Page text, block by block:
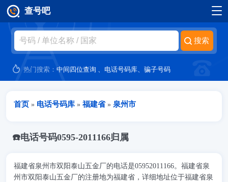
跳转到主要内容
查号吧
热门搜索：中间四位查询 、 电话号码库、骗子号码
当前位置
首页 » 电话号码库 » 福建省 » 泉州市
☎️电话号码0595-2011166归属
福建省泉州市双阳泰山五金厂的电话是05952011166。福建省泉
州市双阳泰山五金厂的注册地为福建省，详细地址位于福建省泉